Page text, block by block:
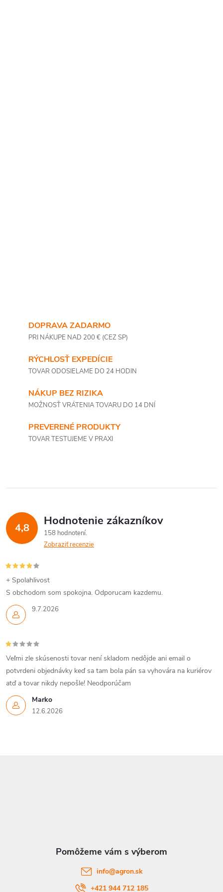
DOPRAVA ZADARMO
PRI NÁKUPE NAD 200 € (CEZ SP)
RÝCHLOSŤ EXPEDÍCIE
TOVAR ODOSIELAME DO 24 HODIN
NÁKUP BEZ RIZIKA
MOŽNOSŤ VRÁTENIA TOVARU DO 14 DNÍ
PREVERENÉ PRODUKTY
TOVAR TESTUJEME V PRAXI
4,8 Hodnotenie zákazníkov
158 hodnotení
Zobraziť recenzie
9.7.2026
+ Spolahlivost
S obchodom som spokojna. Odporucam kazdemu.
Marko
12.6.2026
Veľmi zle skúsenosti tovar není skladom nedôjde ani email o
potvrdeni objednávky keď sa tam bola pán sa vyhovára na kuriérov
atď a tovar nikdy nepošle! Neodporúčam
info@agron.sk
+421 944 712 185